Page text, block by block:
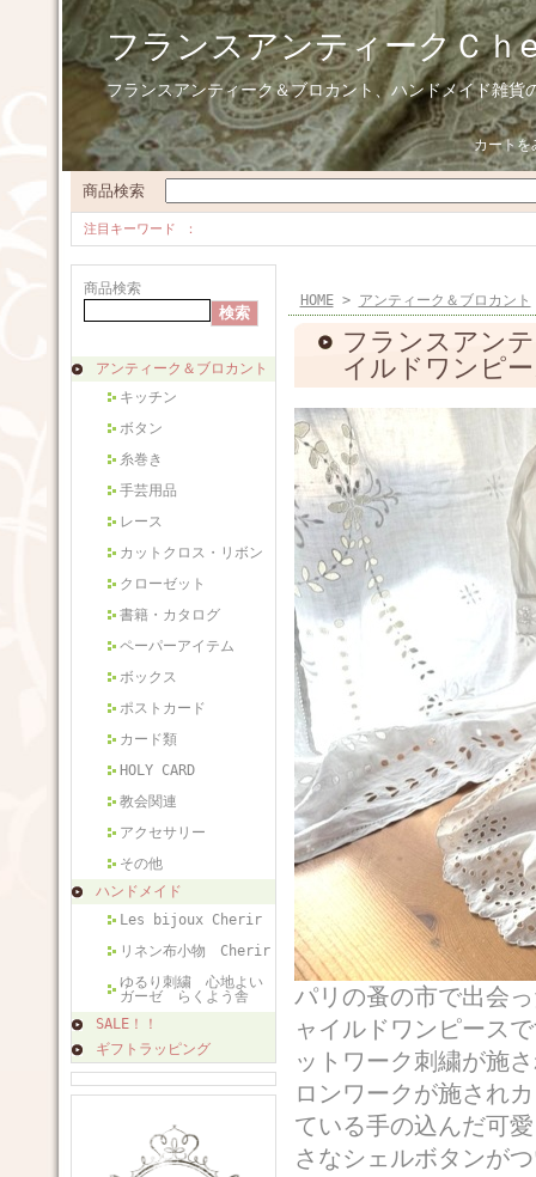
フランスアンティークＣｈ
フランスアンティーク＆ブロカント、ハンドメイド雑貨
カートを
商品検索
注目キーワード
商品検索
アンティーク＆ブロカント
キッチン
ボタン
糸巻き
手芸用品
レース
カットクロス・リボン
クローゼット
書籍・カタログ
ペーパーアイテム
ボックス
ポストカード
カード類
HOLY CARD
教会関連
アクセサリー
その他
ハンドメイド
Les bijoux Cherir
リネン布小物 Cherir
ゆるり刺繍 心地よい
ガーゼ らくよう舎
SALE！！
ギフトラッピング
HOME> アンティーク＆ブロカント
フランスアン
イルドワンピ
パリの蚤の市で出会
ャイルドワンピース
ットワーク刺繍が施
ロンワークが施され
ている手の込んだ可
さなシェルボタンが